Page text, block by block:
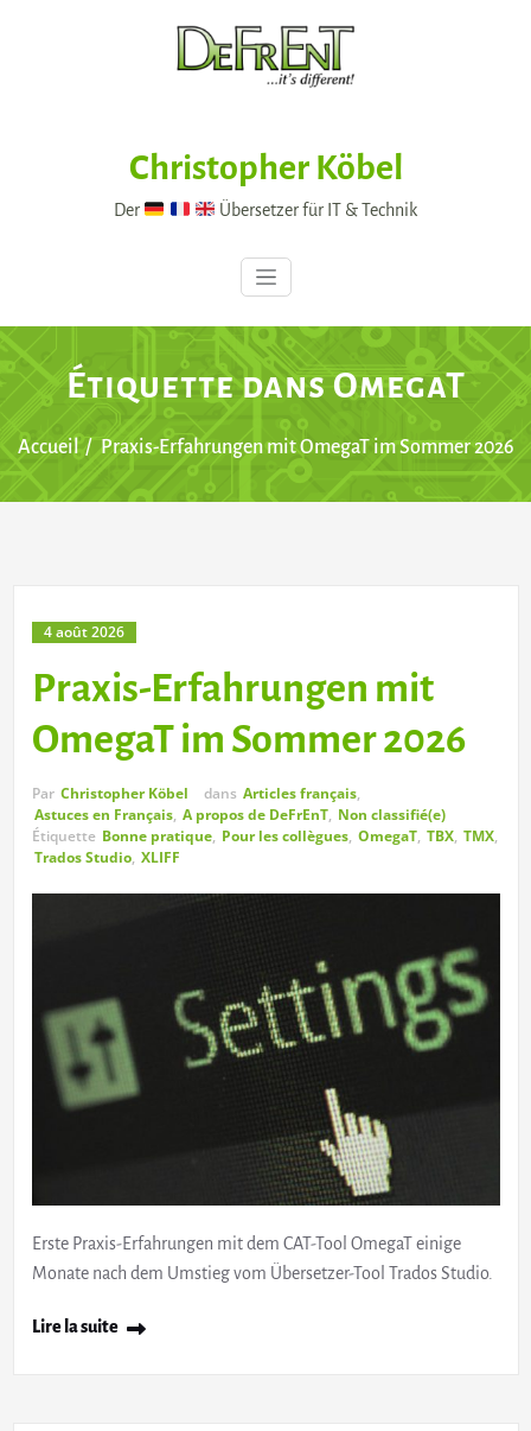
Christopher Köbel
Der Übersetzer für IT & Technik
Étiquette dans OmegaT
Accueil Praxis-Erfahrungen mit OmegaT im Sommer 2026
4 août 2026
Praxis-Erfahrungen mit
OmegaT im Sommer 2026
Par Christopher Köbel dans Articles français,
Astuces en Français, A propos de DeFrEnT, Non classifié(e)
Étiquette Bonne pratique, Pour les collègues, OmegaT, TBX, TMX,
Trados Studio, XLIFF
Erste Praxis-Erfahrungen mit dem CAT-Tool OmegaT einige
Monate nach dem Umstieg vom Übersetzer-Tool Trados Studio.
Lire la suite